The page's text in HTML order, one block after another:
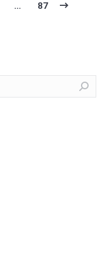
… 87